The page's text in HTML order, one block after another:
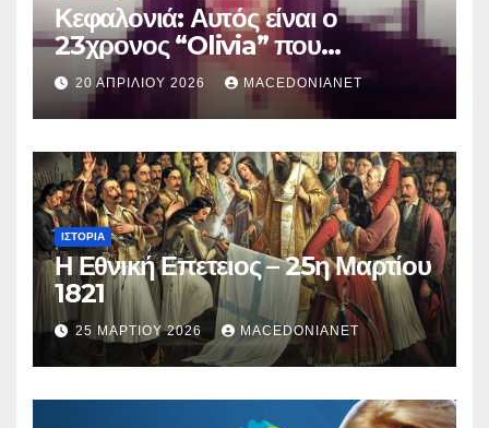
Κεφαλονιά: Αυτός είναι ο
23χρονος “Olivia” που
κατηγορείται για τον θάνατο της
Μυρτούς
20 ΑΠΡΙΛΊΟΥ 2026 MACEDONIANET
ΙΣΤΟΡΊΑ
Η Εθνική Επετειος – 25η Μαρτίου
1821
25 ΜΑΡΤΊΟΥ 2026 MACEDONIANET